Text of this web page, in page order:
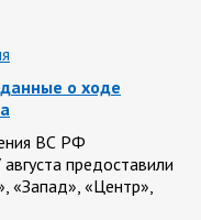
о ходе
ВС РФ
предоставили
«Запад», «Центр»,